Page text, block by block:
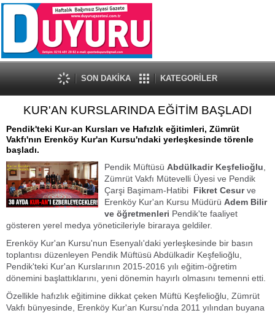
SON DAKİKA KATEGORİLER
KUR'AN KURSLARINDA EĞİTİM BAŞLADI
Pendik'teki Kur-an Kursları ve Hafızlık eğitimleri, Zümrüt
Vakfı'nın Erenköy Kur'an Kursu'ndaki yerleşkesinde törenle
başladı.
Pendik Müftüsü Abdülkadir Keşfelioğlu
Zümrüt Vakfı Mütevelli Üyesi ve Pendik
Çarşi Başimam-Hatibi Fikret Cesurve
Erenköy Kur'an Kursu Müdürü Adem Bilir
ve öğretmenleri Pendik'te faaliyet
gösteren yerel medya yöneticileriyle biraraya geldiler.
Erenköy Kur'an Kursu'nun Esenyalı'daki yerleşkesinde bir basın
toplantısı düzenleyen Pendik Müftüsü Abdülkadir Keşfelioğlu,
Pendik'teki Kur'an Kurslarının 2015-2016 yılı eğitim-öğretim
dönemini başlattıklarını, yeni dönemin hayırlı olmasını temenni etti.
Özellikle hafızlık eğitimine dikkat çeken Müftü Keşfelioğlu, Zümrüt
Vakfı bünyesinde, Erenköy Kur'an Kursu'nda 2011 yılından buyana